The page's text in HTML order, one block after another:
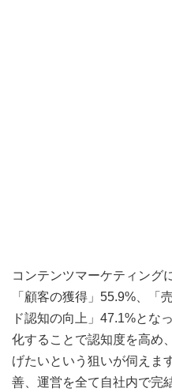
コンテンツマーケティング
「顧客の獲得」55.9%、「
ド認知の向上」47.1%とな
化することで認知度を高め
げたいという狙いが伺えま
善、運営を全て自社内で完